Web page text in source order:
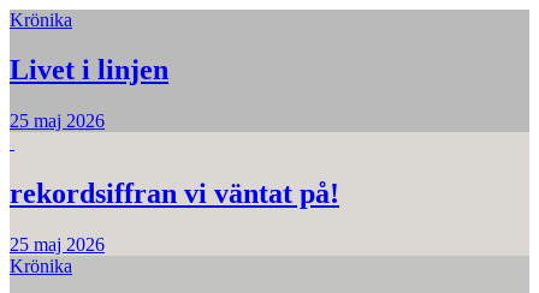
Krönika
Livet i linjen
25 maj 2026
rekordsiffran vi väntat på!
25 maj 2026
Krönika